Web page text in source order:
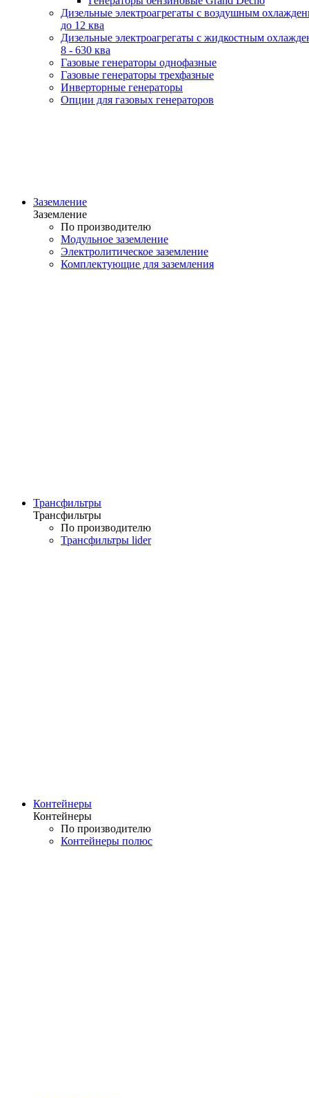
Дизельные электроагрегаты с воздушным
до 12 ква
Дизельные электроагрегаты с жидкостным
8 - 630 ква
Газовые генераторы однофазные
Газовые генераторы трехфазные
Инверторные генераторы
Опции для газовых генераторов
Заземление
Заземление
По производителю
Модульное заземление
Электролитическое заземление
Комплектующие для заземления
Трансфильтры
Трансфильтры
По производителю
Трансфильтры lider
Контейнеры
Контейнеры
По производителю
Контейнеры полюс